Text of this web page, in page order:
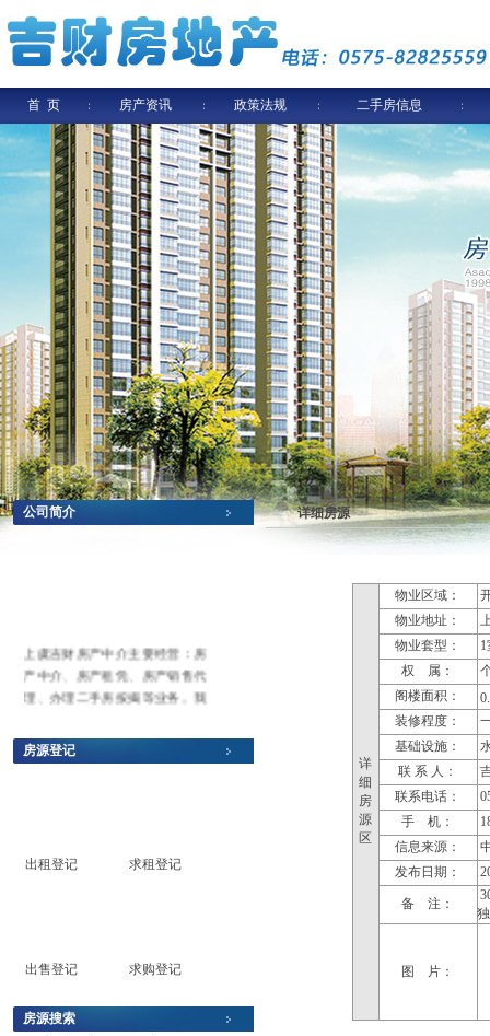
首 页 房产资讯 政策法规 二手房信息
公司简介
上虞吉财房产中介主要经营：房
产中介、房产租凭、房产销售代
理、办理二手房按揭等业务。我
务、高规范为准则，本着以人为
本、以客户主上为原则，并以最
就是我们最大的追求。
房源登记
出租登记 求租登记
出售登记 求购登记
房源搜索
详细房源
详
细
房
源
区
物业区域：
物业地址：
物业套型：
权 属：
阁楼面积：
装修程度：
基础设施：
联 系 人：
联系电话：
手 机：
信息来源：
发布日期：
备 注：
图 片：